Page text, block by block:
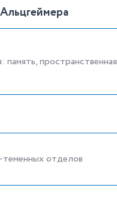
пространственная
теменных отделов